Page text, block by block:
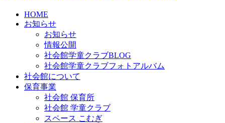
HOME
お知らせ
お知らせ
情報公開
社会館学童クラブBLOG
社会館学童クラブフォトアルバム
社会館について
保育事業
社会館 保育所
社会館 学童クラブ
スペース こむぎ